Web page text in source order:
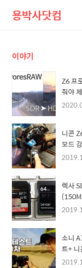
용박사닷컴
이야기
Z6 프
줘야
HDR)
니콘
모드
렉사
소니
트+
트는